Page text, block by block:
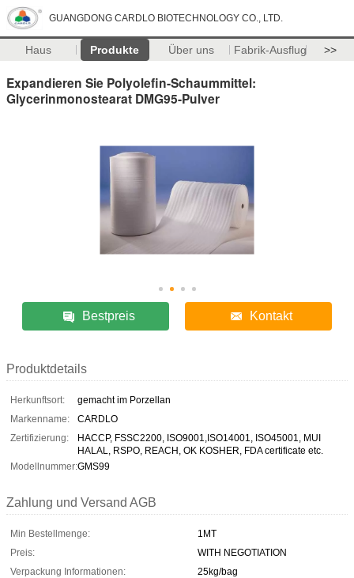
GUANGDONG CARDLO BIOTECHNOLOGY CO., LTD.
Haus Produkte Über uns Fabrik-Ausflug >>
Expandieren Sie Polyolefin-Schaummittel:
Glycerinmonostearat DMG95-Pulver
Bestpreis Kontakt
Produktdetails
Herkunftsort:
gemacht im Porzellan
Markenname:
CARDLO
Zertifizierung:
HACCP, FSSC2200, ISO9001,ISO14001, ISO45001, MUI
HALAL, RSPO, REACH, OK KOSHER, FDA certificate etc.
Modellnummer:GMS99
Zahlung und Versand AGB
Min Bestellmenge:
1MT
Preis:
WITH NEGOTIATION
Verpackung Informationen:
25kg/bag